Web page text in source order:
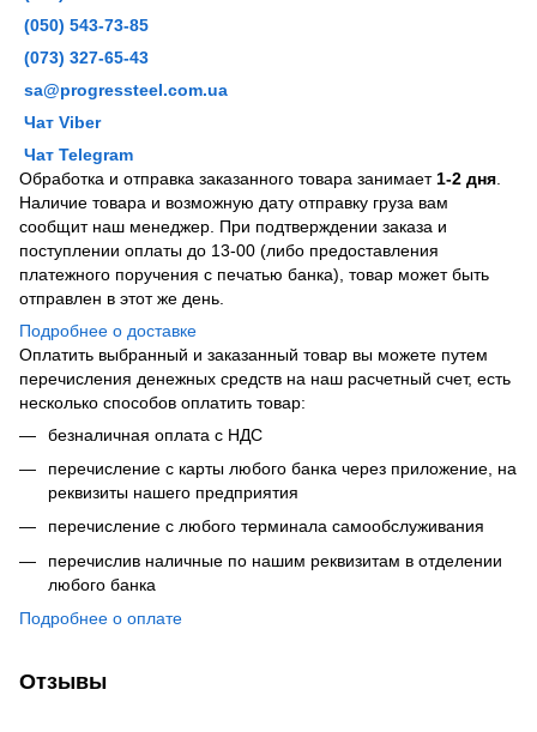
(050) 543-73-85
(073) 327-65-43
sa@progressteel.com.ua
Чат Viber
Чат Telegram
Обработка и отправка заказанного товара занимает 1-2 дня
Наличие товара и возможную дату отправку груза вам
сообщит наш менеджер. При подтверждении заказа и
поступлении оплаты до 13-00 (либо предоставления
платежного поручения с печатью банка), товар может быть
отправлен в этот же день.
Подробнее о доставке
Оплатить выбранный и заказанный товар вы можете путем
перечисления денежных средств на наш расчетный счет, есть
несколько способов оплатить товар:
безналичная оплата с НДС
перечисление с карты любого банка через приложение, на
реквизиты нашего предприятия
перечисление с любого терминала самообслуживания
перечислив наличные по нашим реквизитам в отделении
любого банка
Подробнее о оплате
Отзывы